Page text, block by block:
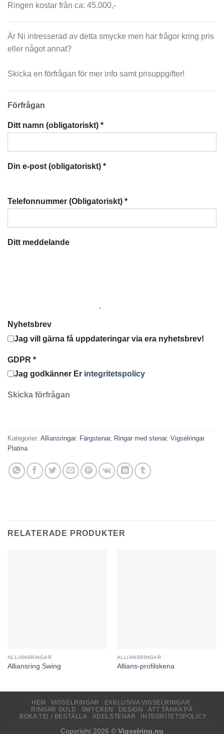
Ringen kostar från ca: 45.000,-
Är Ni intresserad av detta smycke men har frågor kring pris
eller något annat?
Skicka en förfrågan för mer info samt prisuppgifter!
Förfrågan
Ditt namn (obligatoriskt) *
Din e-post (obligatoriskt) *
Telefonnummer (Obligatoriskt) *
Ditt meddelande
Nyhetsbrev
Jag vill gärna få uppdateringar via era nyhetsbrev!
GDPR *
Jag godkänner Er integritetspolicy
Skicka förfrågan
Kategorier: Alliansringar, Färgstenar, Ringar med stenar, Vigselringar
Platina
RELATERADE PRODUKTER
ALLIANSRINGAR
Alliansring Swing
ALLIANSRINGAR
Allians-profilskena
HEM VIGSELRINGAR
EXKLUSIVA VIGSELRINGAR
RINGAR GULD
SMYCKEN DESIGN
ATT TÄNKA PÅ
BOKA TID / BESTÄLLA
ÄDELSTENAR INTEGRITETSPOLICY
Copyright 2026 © Vigselring.nu